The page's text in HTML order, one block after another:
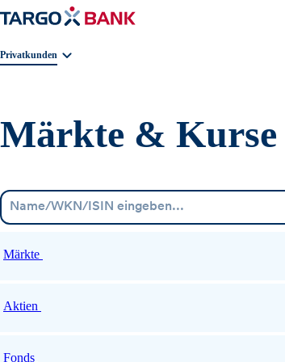
Geschäftsbereichnavigation. Aktuelle Auswahl:
Privatkunden
Märkte & Kurse
Märkte
Aktien
Fonds